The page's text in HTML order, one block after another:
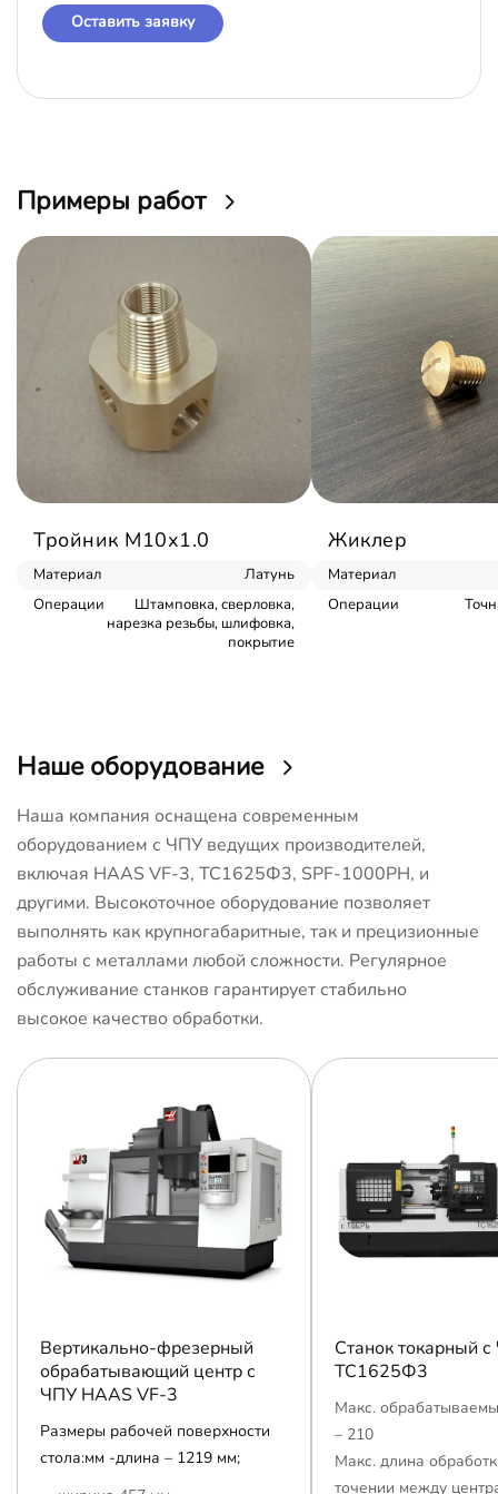
Оставить заявку
Примеры работ
Тройник М10х1.0
Материал
Латунь
Операции
Штамповка, сверловка,
нарезка резьбы, шлифовка,
покрытие
Жиклер
Материал
Операции
Наше оборудование
Наша компания оснащена современным
оборудованием с ЧПУ ведущих производителей,
включая HAAS VF-3, ТС1625Ф3, SPF-1000PH, и
другими. Высокоточное оборудование позволяет
выполнять как крупногабаритные, так и прецизионные
работы с металлами любой сложности. Регулярное
обслуживание станков гарантирует стабильно
высокое качество обработки.
Вертикально-фрезерный
обрабатывающий центр с
ЧПУ HAAS VF-3
Размеры рабочей поверхности
стола:мм -длина – 1219 мм;
Станок токарный
ТС1625Ф3
Макс.
– 210
Макс. длина
точении между